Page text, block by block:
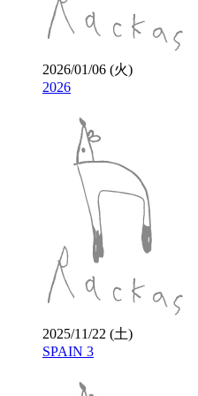
2026/01/06 (火)
2026
2025/11/22 (土)
SPAIN 3